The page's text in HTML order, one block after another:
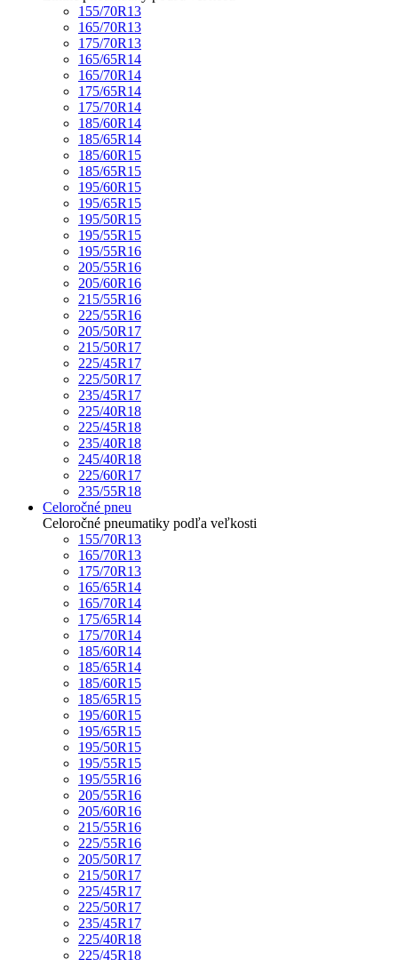
155/70R13
165/70R13
175/70R13
165/65R14
165/70R14
175/65R14
175/70R14
185/60R14
185/65R14
185/60R15
185/65R15
195/60R15
195/65R15
195/50R15
195/55R15
195/55R16
205/55R16
205/60R16
215/55R16
225/55R16
205/50R17
215/50R17
225/45R17
225/50R17
235/45R17
225/40R18
225/45R18
235/40R18
245/40R18
225/60R17
235/55R18
Celoročné pneu
Celoročné pneumatiky podľa veľkosti
155/70R13
165/70R13
175/70R13
165/65R14
165/70R14
175/65R14
175/70R14
185/60R14
185/65R14
185/60R15
185/65R15
195/60R15
195/65R15
195/50R15
195/55R15
195/55R16
205/55R16
205/60R16
215/55R16
225/55R16
205/50R17
215/50R17
225/45R17
225/50R17
235/45R17
225/40R18
225/45R18